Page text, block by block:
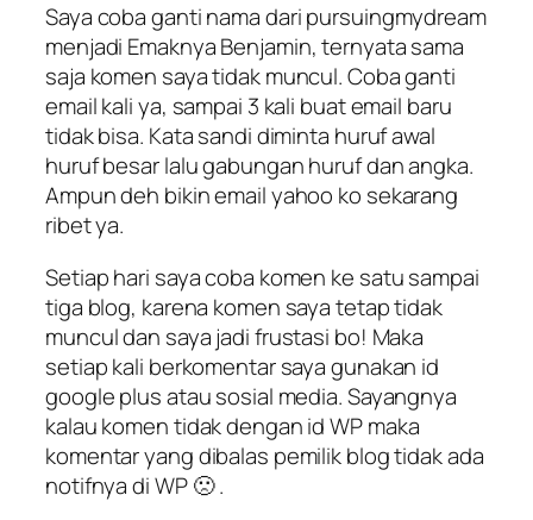
Saya coba ganti nama dari pursuingmydream
menjadi Emaknya Benjamin, ternyata sama
saja komen saya tidak muncul. Coba ganti
email kali ya, sampai 3 kali buat email baru
tidak bisa. Kata sandi diminta huruf awal
huruf besar lalu gabungan huruf dan angka.
Ampun deh bikin email yahoo ko sekarang
ribet ya.
Setiap hari saya coba komen ke satu sampai
tiga blog, karena komen saya tetap tidak
muncul dan saya jadi frustasi bo! Maka
setiap kali berkomentar saya gunakan id
google plus atau sosial media. Sayangnya
kalau komen tidak dengan id WP maka
komentar yang dibalas pemilik blog tidak ada
notifnya di WP 🙁 .